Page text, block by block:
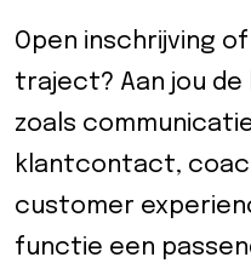
Open inschrijving
traject? Aan jou de
zoals
klantcontact,
customer
functie een